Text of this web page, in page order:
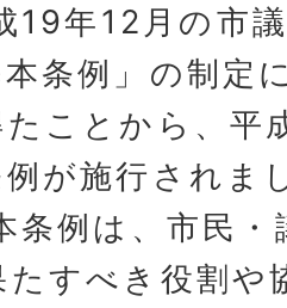
19年12月の市
条例」の制定
たことから、平
が施行されま
条例は、市民
たすべき役割や